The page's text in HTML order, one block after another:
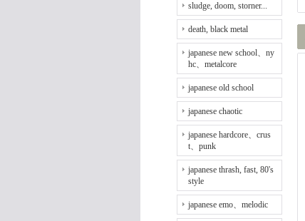
sludge, doom, storner...
death, black metal
japanese new school、ny
hc、metalcore
japanese old school
japanese chaotic
japanese hardcore、crus
t、punk
japanese thrash, fast, 80's
style
japanese emo、melodic